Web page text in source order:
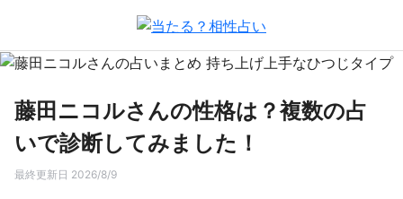
藤田ニコルさんの性格は？複数の占
いで診断してみました！
最終更新日 2026/8/9